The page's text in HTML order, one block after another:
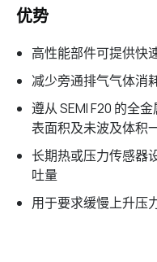
优势
高性能部件可提供快
减少旁通排气气体消
遵从 SEMI F20 的全
表面积及未波及体积
长期热或压力传感器
吐量
用于要求缓慢上升压